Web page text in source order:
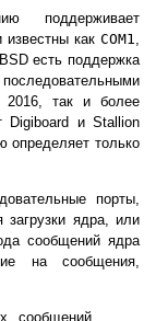
поддерживает
известны как COM1,
есть поддержка
2016, так и более
Digiboard и Stallion
определяет только
порты,
ядра, или
сообщений ядра
на сообщения,
сообщений,